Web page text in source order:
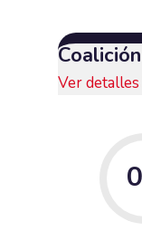
Ver detalles
0